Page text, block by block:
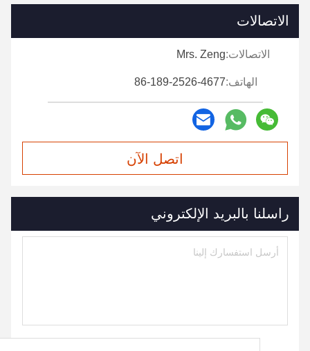
الاتصالات
الاتصالات:Mrs. Zeng
الهاتف:86-189-2526-4677
اتصل الآن
راسلنا بالبريد الإلكتروني